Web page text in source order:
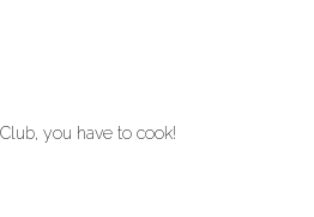
you have to cook!